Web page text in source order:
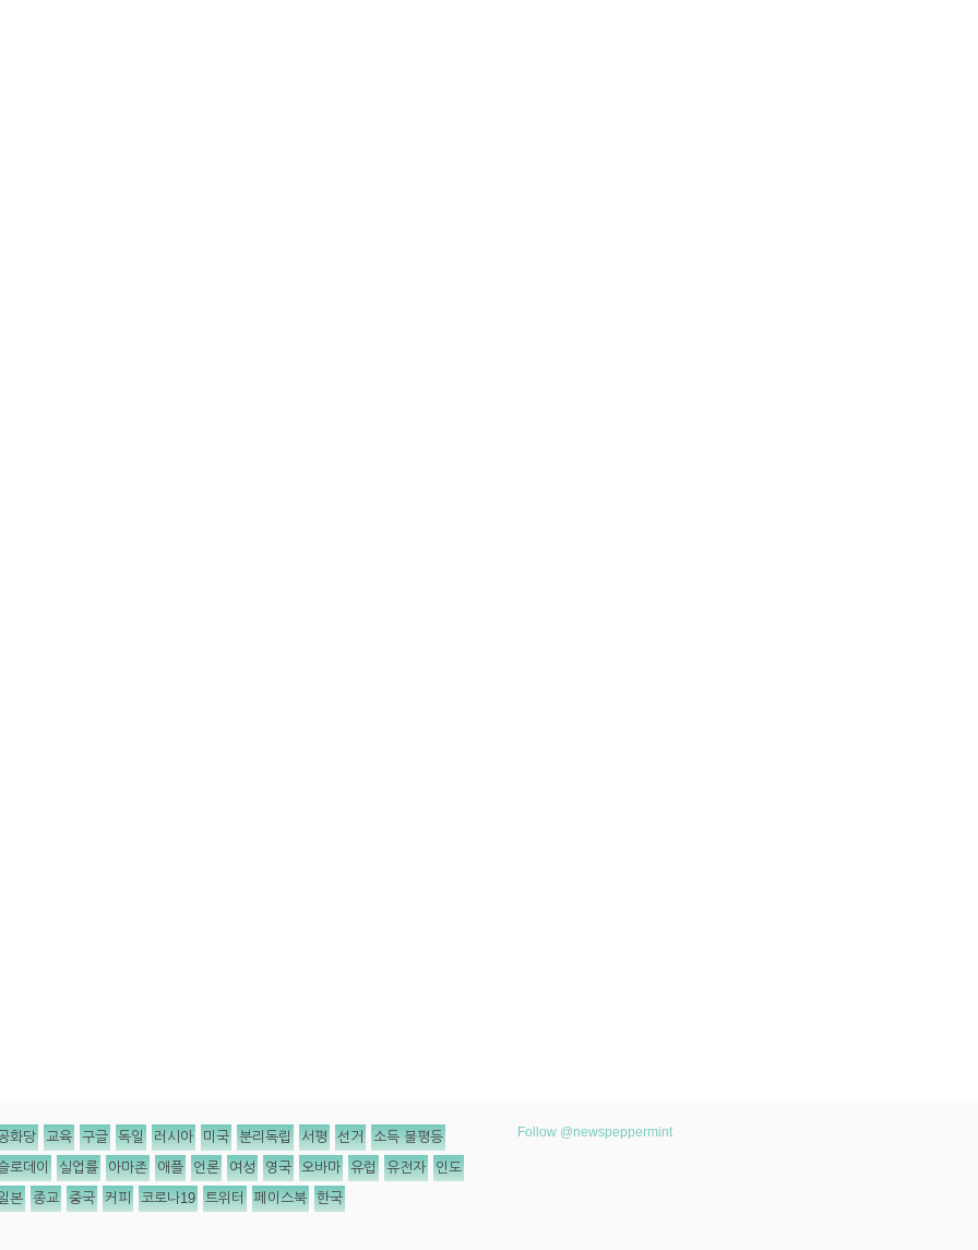
화당 교육 구글 독일 러시아 미국 분리독립 서평 선거 소득 불평등
로데이 실업률 아마존 애플 언론 여성 영국 오바마 유럽 유전자 인도
본 종교 중국 커피 코로나19 트위터 페이스북 한국
Follow @newspeppermint